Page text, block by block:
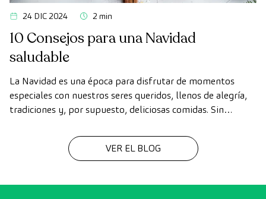
24 DIC 2024 2 min
10 Consejos para una Navidad
saludable
La Navidad es una época para disfrutar de momentos
especiales con nuestros seres queridos, llenos de alegría,
tradiciones y, por supuesto, deliciosas comidas. Sin
vista nuestros hábitos saludables.
VER EL BLOG